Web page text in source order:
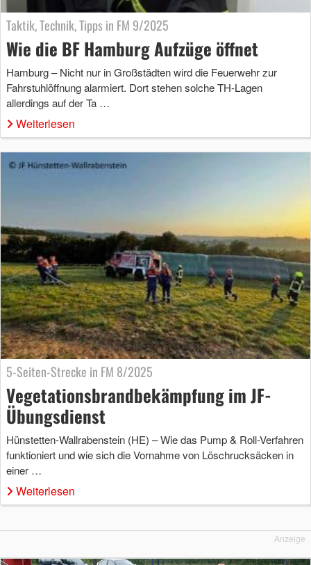
Taktik, Technik, Tipps in FM 9/2025
Wie die BF Hamburg Aufzüge öffnet
Hamburg – Nicht nur in Großstädten wird die Feuerwehr zur
Fahrstuhlöffnung alarmiert. Dort stehen solche TH-Lagen
allerdings auf der Ta …
Weiterlesen
5-Seiten-Strecke in FM 8/2025
Vegetationsbrandbekämpfung im JF-
Übungsdienst
Hünstetten-Wallrabenstein (HE) – Wie das Pump & Roll-Verfahren
funktioniert und wie sich die Vornahme von Löschrucksäcken in
einer …
Weiterlesen
Anzeige